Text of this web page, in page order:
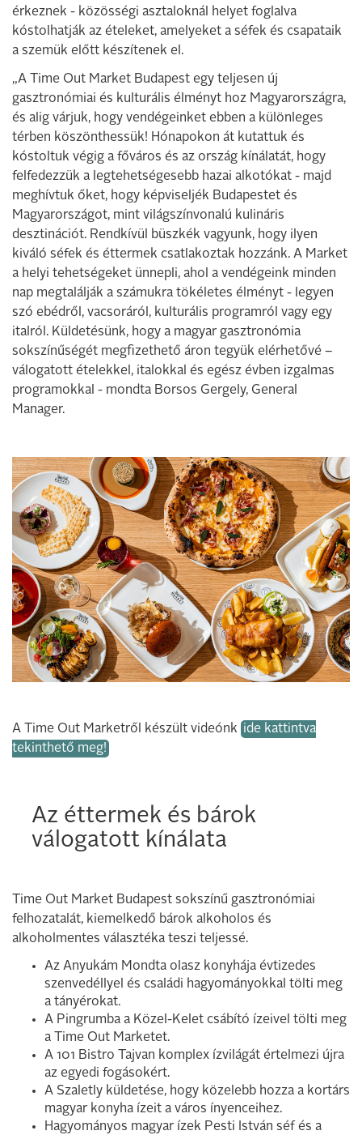
érkeznek - közösségi asztaloknál helyet foglalva
kóstolhatják az ételeket, amelyeket a séfek és csapataik
a szemük előtt készítenek el.
„A Time Out Market Budapest egy teljesen új
gasztronómiai és kulturális élményt hoz Magyarországra,
és alig várjuk, hogy vendégeinket ebben a különleges
térben köszönthessük! Hónapokon át kutattuk és
kóstoltuk végig a főváros és az ország kínálatát, hogy
felfedezzük a legtehetségesebb hazai alkotókat - majd
meghívtuk őket, hogy képviseljék Budapestet és
Magyarországot, mint világszínvonalú kulináris
desztinációt. Rendkívül büszkék vagyunk, hogy ilyen
kiváló séfek és éttermek csatlakoztak hozzánk. A Market
a helyi tehetségeket ünnepli, ahol a vendégeink minden
nap megtalálják a számukra tökéletes élményt - legyen
szó ebédről, vacsoráról, kulturális programról vagy egy
italról. Küldetésünk, hogy a magyar gasztronómia
sokszínűségét megfizethető áron tegyük elérhetővé –
válogatott ételekkel, italokkal és egész évben izgalmas
programokkal - mondta Borsos Gergely, General
Manager.
A Time Out Marketről készült videónk ide kattintva
tekinthető meg!
Az éttermek és bárok
válogatott kínálata
Time Out Market Budapest sokszínű gasztronómiai
felhozatalát, kiemelkedő bárok alkoholos és
alkoholmentes választéka teszi teljessé.
Az Anyukám Mondta olasz konyhája évtizedes
szenvedéllyel és családi hagyományokkal tölti meg
a tányérokat.
A Pingrumba a Közel-Kelet csábító ízeivel tölti meg
a Time Out Marketet.
A 101 Bistro Tajvan komplex ízvilágát értelmezi újra
az egyedi fogásokért.
A Szaletly küldetése, hogy közelebb hozza a kortárs
magyar konyha ízeit a város ínyenceihez.
Hagyományos magyar ízek Pesti István séf és a